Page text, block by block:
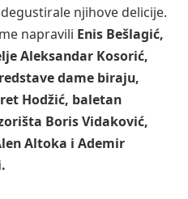
njihove delicije.
napravili Enis Bešlagić,
Aleksandar Kosorić,
dame biraju,
Hodžić, baletan
Boris Vidaković,
Altoka i Ademir